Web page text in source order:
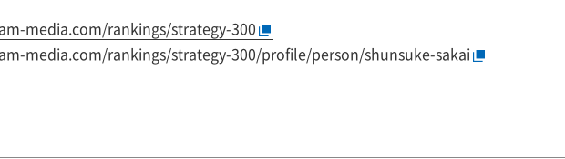
media.com/rankings/strategy-300
media.com/rankings/strategy-300/profile/person/shunsuke-sakai